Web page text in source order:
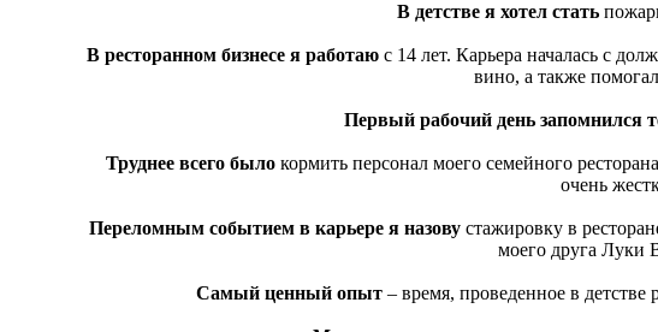
В детстве я хотел стать
В ресторанном бизнесе я работаю с 14 лет. Карьера началась с
вино, а также
Первый рабочий день запомнился
Труднее всего было кормить персонал моего семейного
очень
Переломным событием в карьере я назову стажировку в
моего друга Луки
Самый ценный опыт – время, проведенное в